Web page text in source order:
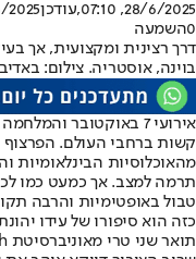
28/6/2025, 07:10
,עודכן07:10
0השמעה
דרך רצינית ומקצועית, אך
בוינה, אוסטריה. צילום:
אירועי 7 באוקטובר
קשות ברחבי העולם. הפרצוף
מהאוכלוסיות הבינלאומיות
תרמה למצב. אך כמעט כמו
טבול באופטימיות והרבה